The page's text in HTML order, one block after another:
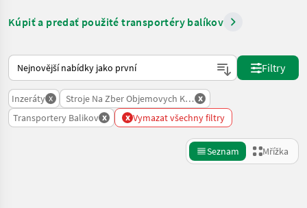
Kúpiť a predať použité transportéry balíkov
Takto se řadí nabídky na Landwirt.com
Filtry
Inzeráty x Stroje Na Zber Objemovych Krmiv
x
Transportery Balikov x x Vymazat všechny filtry
Seznam Mřížka